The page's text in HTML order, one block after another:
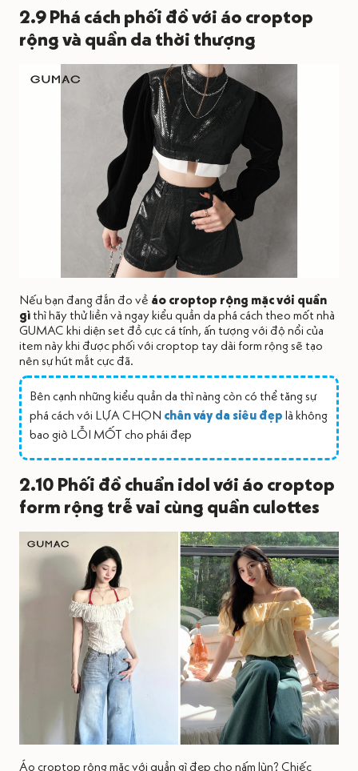
2.9 Phá cách phối đồ với áo croptop
rộng và quần da thời thượng
Nếu bạn đang đắn đo về áo croptop rộng mặc với quần
gìthì hãy thử liền và ngay kiểu quần da phá cách theo mốt nhà
GUMAC khi diện set đồ cực cá tính, ấn tượng với độ nổi của
item này khi được phối với croptop tay dài form rộng sẽ tạo
nên sự hút mắt cực đã.
Bên cạnh những kiểu quần da thì nàng còn có thể tăng sự
phá cách với LỰA CHỌN chân váy da siêu đẹp là không
bao giờ LỖI MỐT cho phái đẹp
2.10 Phối đồ chuẩn idol với áo croptop
form rộng trễ vai cùng quần culottes
Áo croptop rộng mặc với quần gì đẹp cho nấm lùn? Chiếc